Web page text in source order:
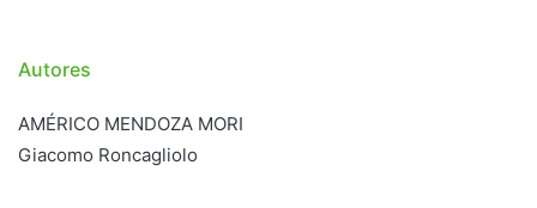
Autores
AMÉRICO MENDOZA MORI
Giacomo Roncagliolo